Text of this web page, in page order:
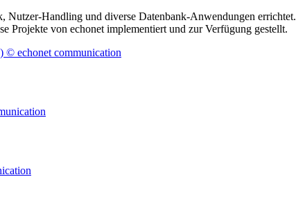
Nutzer-Handling und diverse Datenbank-Anwendungen errichtet.
Projekte von echonet implementiert und zur Verfügung gestellt.